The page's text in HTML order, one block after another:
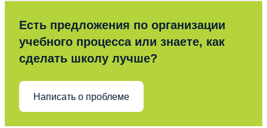
Есть предложения по организации
учебного процесса или знаете, как
сделать школу лучше?
Написать о проблеме